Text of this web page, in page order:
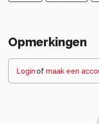
Opmerkingen
Loginof maak een